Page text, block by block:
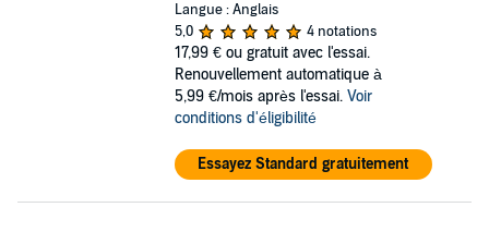
Langue : Anglais
5,0
4 notations
17,99 € ou gratuit avec l'essai.
Renouvellement automatique à
5,99 €/mois après l'essai. Voir
conditions d'éligibilité
Essayez Standard gratuitement